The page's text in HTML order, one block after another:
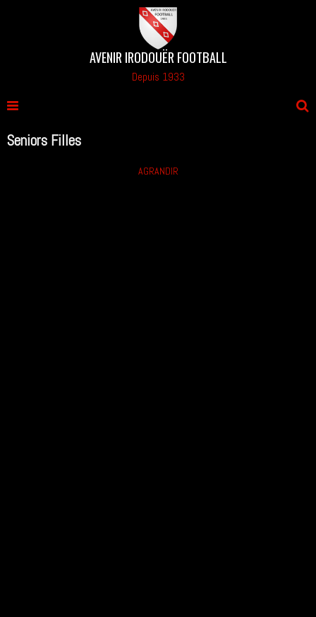
AVENIR IRODOUËR FOOTBALL
Depuis 1933
Seniors Filles
AGRANDIR